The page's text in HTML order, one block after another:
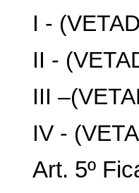
I -
II -
III
IV -
Art. 5º